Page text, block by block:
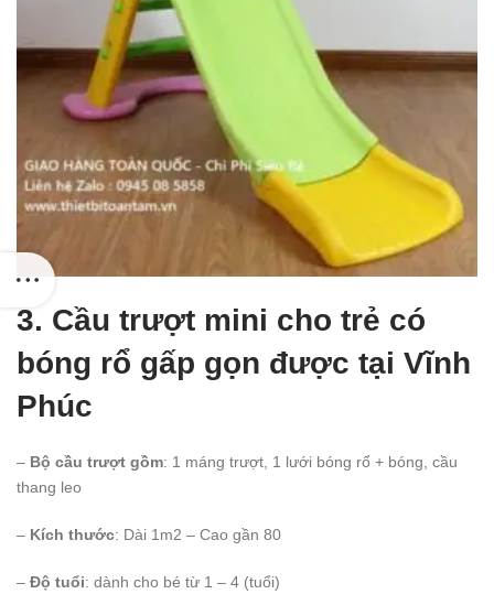
3. Cầu trượt mini cho trẻ có
bóng rổ gấp gọn được tại Vĩnh
Phúc
– Bộ cầu trượt gồm: 1 máng trượt, 1 lưới bóng rổ + bóng, cầu
thang leo
– Kích thước: Dài 1m2 – Cao gần 80
– Độ tuổi: dành cho bé từ 1 – 4 (tuổi)